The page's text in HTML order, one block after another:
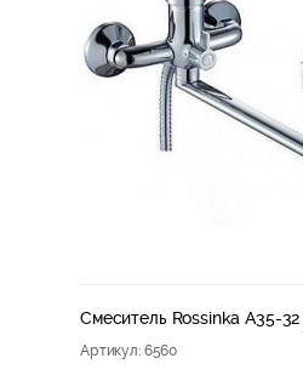
Смеситель Rossinka A35-
Артикул: 6560